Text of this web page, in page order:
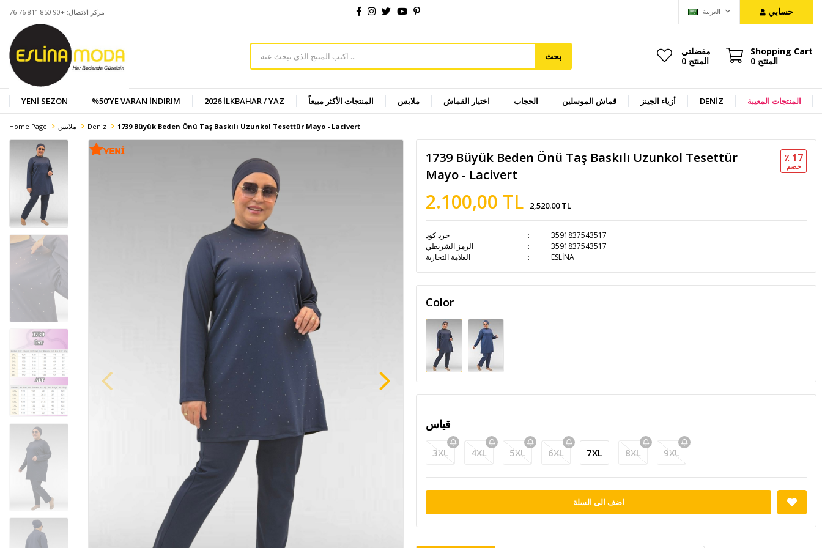
مركز الاتصال: +90 850 811 76 76 حسابي
بحث
مفضلتي
0 المنتج
Shopping Cart
0 المنتج
YENİ SEZON %50'YE VARAN İNDIRIM 2026 İLKBAHAR / YAZ المنتجات الأكثر مبيعاً ملابس اختيار القماش الحجاب قماش الموسلين أزياء الجينز DENİZ المنتجات المعيبة
Home Page Deniz 1739 Büyük Beden Önü Taş Baskılı Uzunkol Tesettür Mayo - Lacivert
1739 Büyük Beden Önü Taş Baskılı Uzunkol Tesettür
Mayo - Lacivert
2.100,00 TL 2,520.00 TL
٪ 17
خصم
جرد كود
3591837543517
الرمز الشريطي
3591837543517
العلامة التجارية
ESLİNA
Color
قياس
3XL 4XL 5XL 6XL 7XL 8XL 9XL
اضف الى السلة